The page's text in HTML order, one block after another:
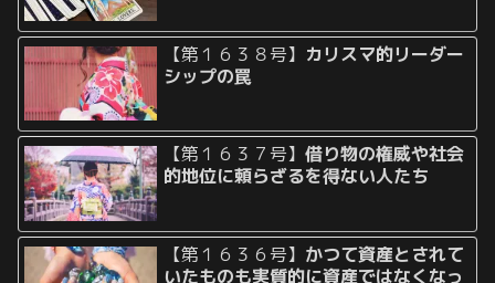
【第１６３８号】 カリスマ的リーダー
シップの罠
【第１６３７号】借り物の権威や社会
的地位に頼らざるを得ない人たち
【第１６３６号】 かつて資産とされて
いたものも実質的に資産ではなくなっ